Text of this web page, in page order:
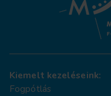
Kiemelt kezeléseink:
Fogpótlás